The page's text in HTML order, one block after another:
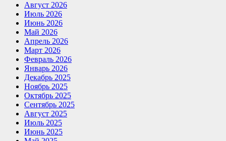
Август 2026
Июль 2026
Июнь 2026
Май 2026
Апрель 2026
Март 2026
Февраль 2026
Январь 2026
Декабрь 2025
Ноябрь 2025
Октябрь 2025
Сентябрь 2025
Август 2025
Июль 2025
Июнь 2025